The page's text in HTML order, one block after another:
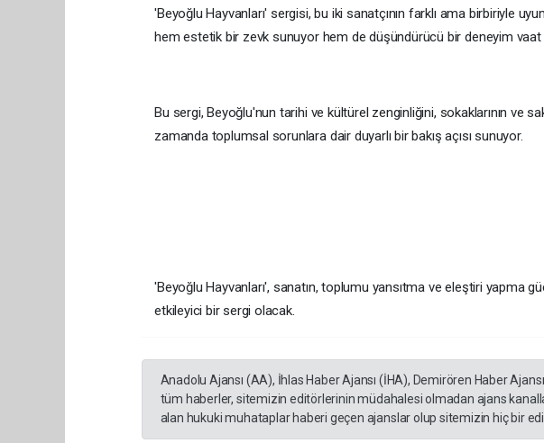
'Beyoğlu Hayvanları' sergisi, bu iki sanatçının farklı ama birbiriyle
hem estetik bir zevk sunuyor hem de düşündürücü bir deneyim vaat
Bu sergi, Beyoğlu'nun tarihi ve kültürel zenginliğini, sokaklarının ve
zamanda toplumsal sorunlara dair duyarlı bir bakış açısı sunuyor.
'Beyoğlu Hayvanları', sanatın, toplumu yansıtma ve eleştiri yapma
etkileyici bir sergi olacak.
Anadolu Ajansı (AA), İhlas Haber Ajansı (İHA), Demirören Haber
tüm haberler, sitemizin editörlerinin müdahalesi olmadan ajans
alan hukuki muhataplar haberi geçen ajanslar olup sitemizin hiç bir